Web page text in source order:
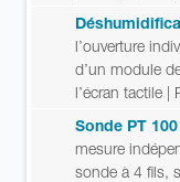
l’ouverture
d’un module
l’écran tactile |
Sonde PT
mesure
sonde à 4 fils,